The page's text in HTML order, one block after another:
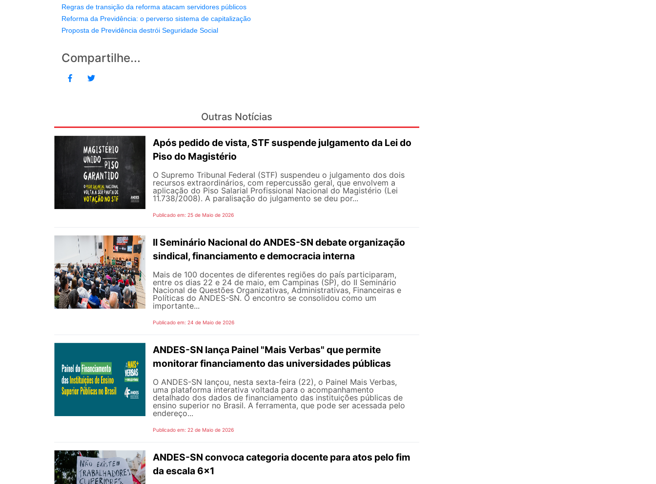
Regras de transição da reforma atacam servidores públicos
Reforma da Previdência: o perverso sistema de capitalização
Proposta de Previdência destrói Seguridade Social
Compartilhe...
Outras Notícias
Após pedido de vista, STF suspende julgamento da Lei do
Piso do Magistério
O Supremo Tribunal Federal (STF) suspendeu o julgamento dos dois
recursos extraordinários, com repercussão geral, que envolvem a
aplicação do Piso Salarial Profissional Nacional do Magistério (Lei
11.738/2008). A paralisação do julgamento se deu por...
Publicado em: 25 de Maio de 2026
II Seminário Nacional do ANDES-SN debate organização
sindical, financiamento e democracia interna
Mais de 100 docentes de diferentes regiões do país participaram,
entre os dias 22 e 24 de maio, em Campinas (SP), do II Seminário
Nacional de Questões Organizativas, Administrativas, Financeiras e
Políticas do ANDES-SN. O encontro se consolidou como um
importante...
Publicado em: 24 de Maio de 2026
ANDES-SN lança Painel "Mais Verbas" que permite
monitorar financiamento das universidades públicas
O ANDES-SN lançou, nesta sexta-feira (22), o Painel Mais Verbas,
uma plataforma interativa voltada para o acompanhamento
detalhado dos dados de financiamento das instituições públicas de
ensino superior no Brasil. A ferramenta, que pode ser acessada pelo
endereço...
Publicado em: 22 de Maio de 2026
ANDES-SN convoca categoria docente para atos pelo fim
da escala 6x1